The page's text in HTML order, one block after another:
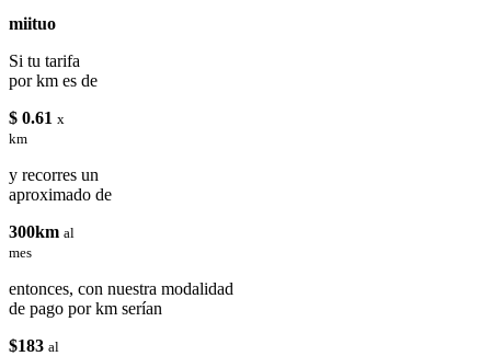
miituo
Si tu tarifa
por km es de
$ 0.61 x
km
y recorres un
aproximado de
300km al
mes
entonces, con nuestra modalidad
de pago por km serían
$183 al